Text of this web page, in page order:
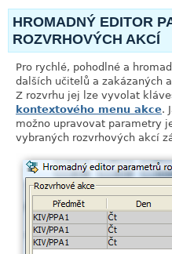
HROMADNÝ EDITOR
ROZVRHOVÝCH AKCÍ
Pro rychlé, pohodlné a
dalších učitelů a zakázaných
Z rozvrhu jej lze vyvolat
kontextového menu akce.
možno upravovat parametry
vybraných rozvrhových akcí